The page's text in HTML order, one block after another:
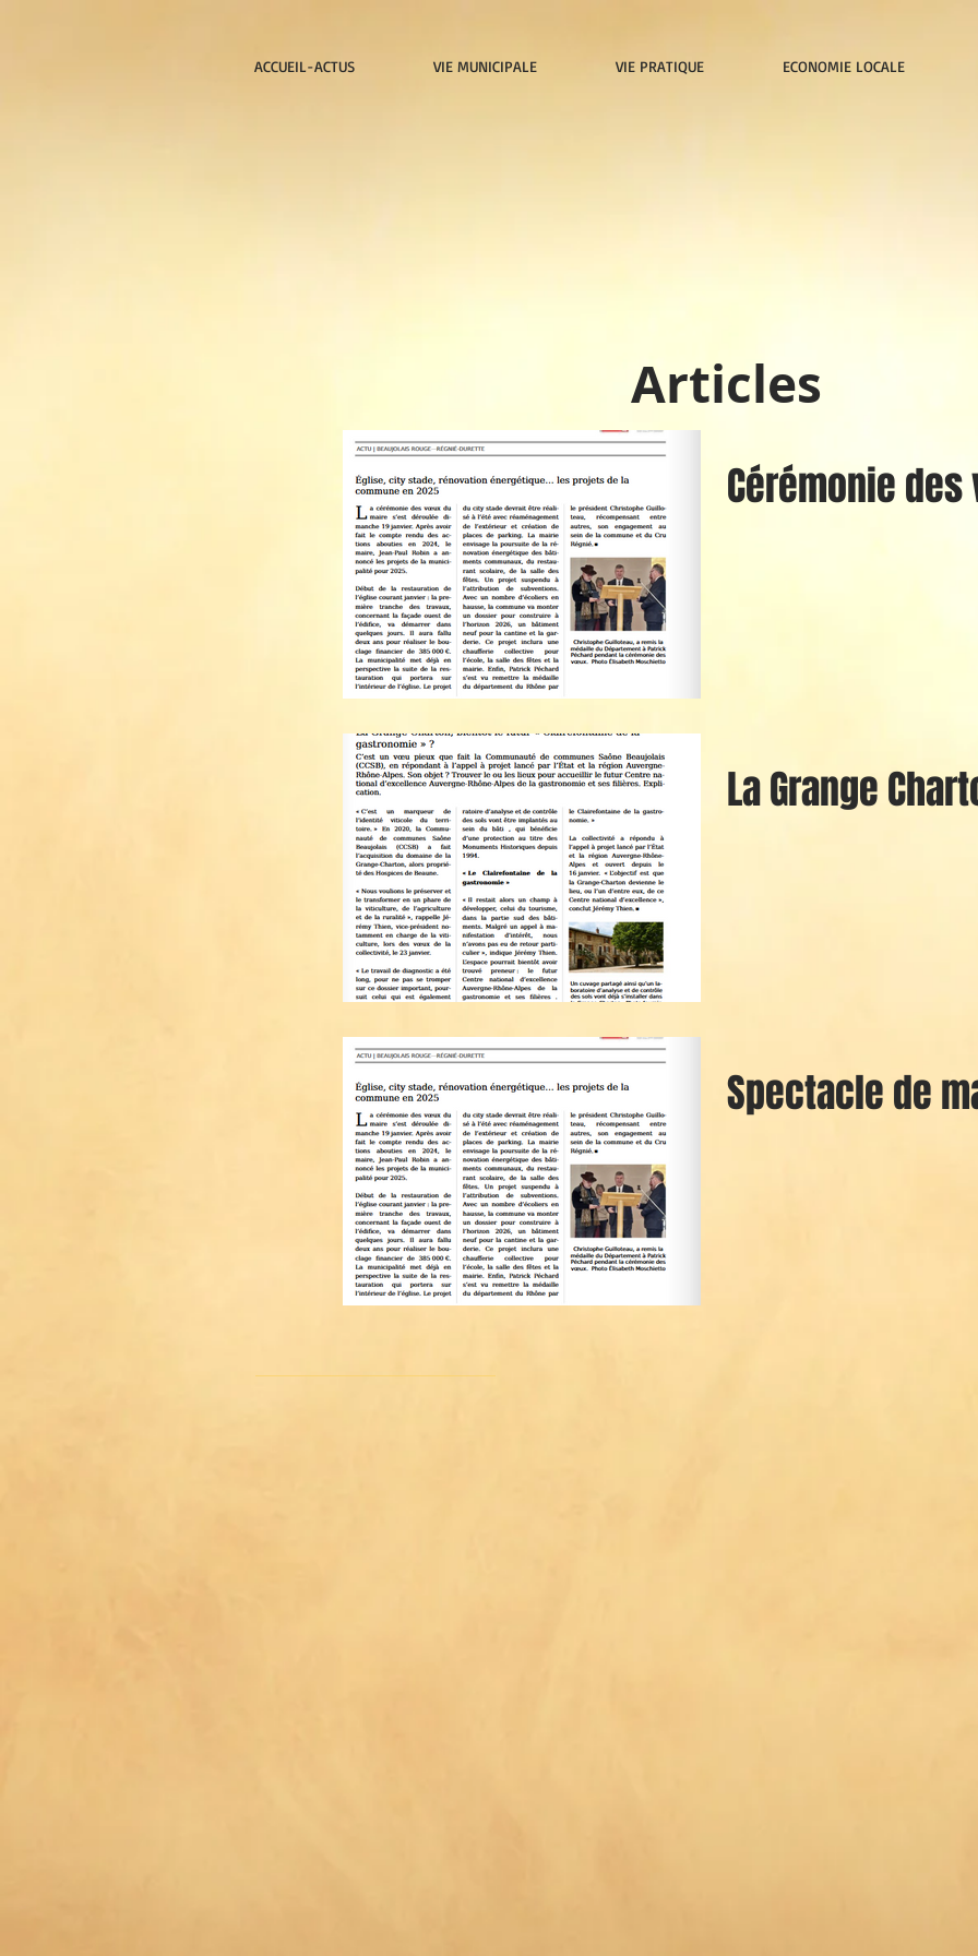
ACCUEIL-ACTUS VIE MUNICIPALE VIE PRATIQUE ECONOMIE LOCALE
Articles
Cérémonie des
La Grange
Spectacle de